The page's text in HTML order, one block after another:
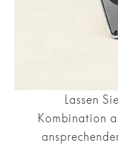
Lassen
Kombination